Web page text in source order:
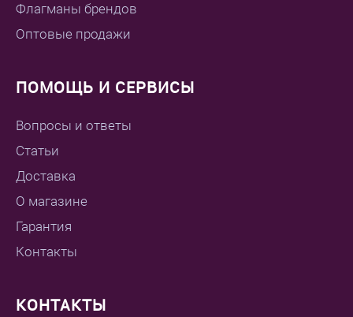
Флагманы брендов
Оптовые продажи
ПОМОЩЬ И СЕРВИСЫ
Вопросы и ответы
Статьи
Доставка
О магазине
Гарантия
Контакты
КОНТАКТЫ